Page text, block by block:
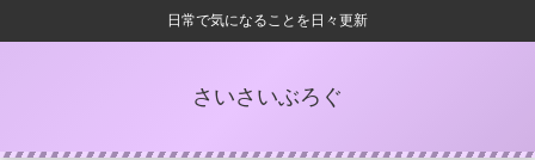
日常で気になることを日々更新
さいさいぶろぐ